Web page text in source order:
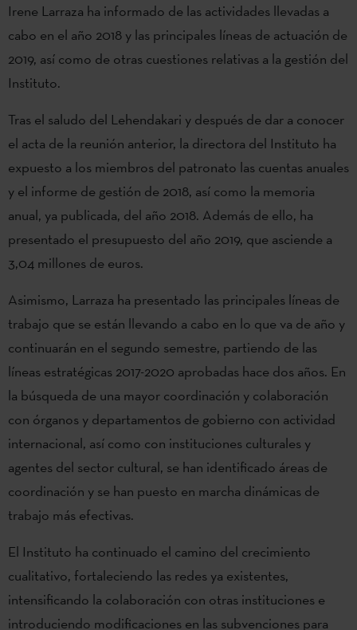
Irene Larraza ha informado de las actividades llevadas a
cabo en el año 2018 y las principales líneas de actuación de
2019, así como de otras cuestiones relativas a la gestión del
Instituto.
Tras el saludo del Lehendakari y después de dar a conocer
el acta de la reunión anterior, la directora del Instituto ha
expuesto a los miembros del patronato las cuentas anuales
y el informe de gestión de 2018, así como la memoria
anual, ya publicada, del año 2018. Además de ello, ha
presentado el presupuesto del año 2019, que asciende a
3,04 millones de euros.
Asimismo, Larraza ha presentado las principales líneas de
trabajo que se están llevando a cabo en lo que va de año y
continuarán en el segundo semestre, partiendo de las
líneas estratégicas 2017-2020 aprobadas hace dos años. En
la búsqueda de una mayor coordinación y colaboración
con órganos y departamentos de gobierno con actividad
internacional, así como con instituciones culturales y
agentes del sector cultural, se han identificado áreas de
coordinación y se han puesto en marcha dinámicas de
trabajo más efectivas.
El Instituto ha continuado el camino del crecimiento
cualitativo, fortaleciendo las redes ya existentes,
intensificando la colaboración con otras instituciones e
introduciendo modificaciones en las subvenciones para